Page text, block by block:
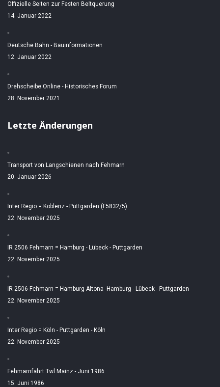
Offizielle Seiten zur Festen Beltquerung
14. Januar 2022
Deutsche Bahn - Bauinformationen
12. Januar 2022
Drehscheibe Online - Historisches Forum
28. November 2021
Letzte Änderungen
Transport von Langschienen nach Fehmarn
20. Januar 2026
Inter Regio = Koblenz - Puttgarden (F5832/5)
22. November 2025
IR 2506 Fehmarn = Hamburg - Lübeck - Puttgarden
22. November 2025
IR 2506 Fehmarn = Hamburg Altona -Hamburg - Lübeck - Puttgarden
22. November 2025
Inter Regio = Köln - Puttgarden - Köln
22. November 2025
Fehmarnfahrt Twl Mainz - Juni 1986
15. Juni 1986